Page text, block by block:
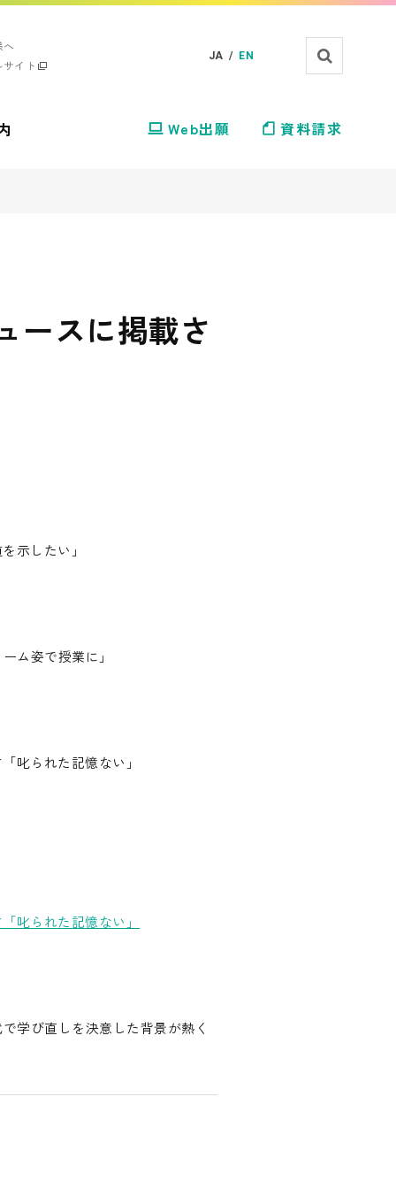
イト
JA / EN
Web出願 資料請求
ースに掲載さ
示したい」
ム姿で授業に」
叱られた記憶ない」
叱られた記憶ない」
学び直しを決意した背景が熱く